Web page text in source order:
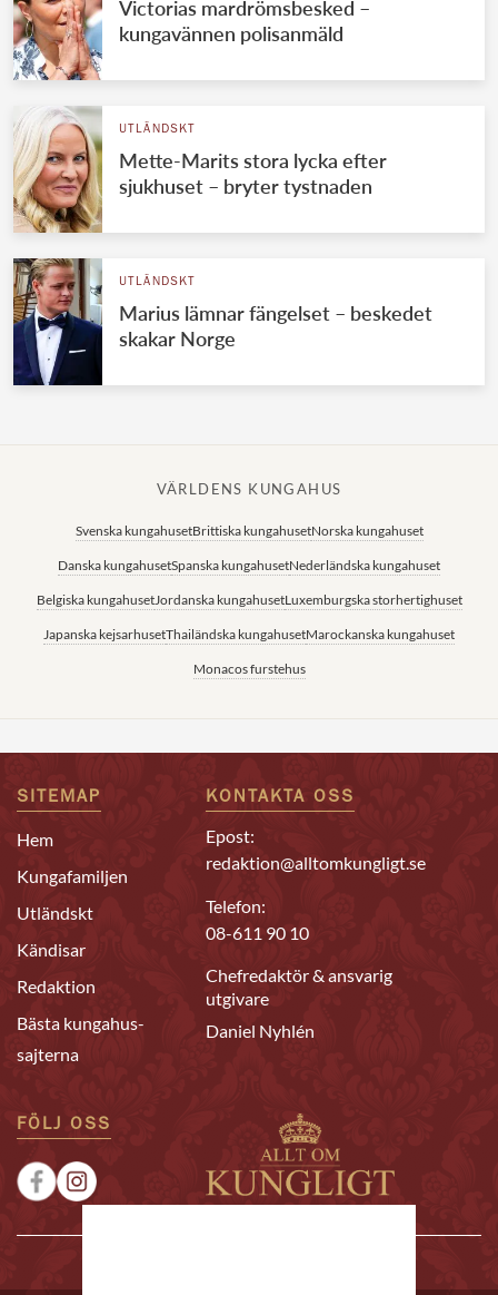
Victorias mardrömsbesked –
kungavännen polisanmäld
UTLÄNDSKT
Mette-Marits stora lycka efter
sjukhuset – bryter tystnaden
UTLÄNDSKT
Marius lämnar fängelset – beskedet
skakar Norge
VÄRLDENS KUNGAHUS
Svenska kungahusetBrittiska kungahusetNorska kungahuset
Danska kungahusetSpanska kungahusetNederländska kungahuset
Belgiska kungahusetJordanska kungahusetLuxemburgska storhertighuset
Japanska kejsarhusetThailändska kungahusetMarockanska kungahuset
Monacos furstehus
SITEMAP
Hem
Kungafamiljen
Utländskt
Kändisar
Redaktion
Bästa kungahus-
sajterna
KONTAKTA OSS
Epost:
redaktion@alltomkungligt.se
Telefon:
08-611 90 10
Chefredaktör & ansvarig
utgivare
Daniel Nyhlén
FÖLJ OSS